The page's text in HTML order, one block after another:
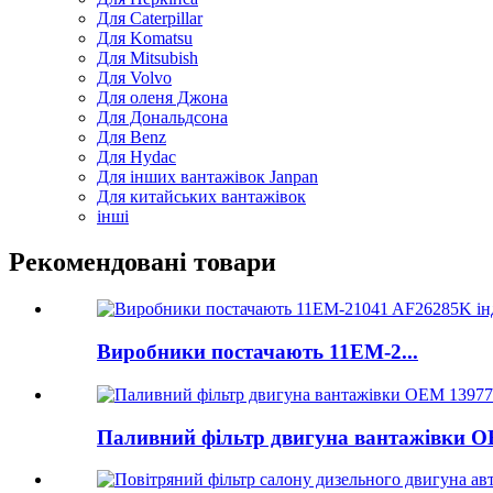
Для Caterpillar
Для Komatsu
Для Mitsubish
Для Volvo
Для оленя Джона
Для Дональдсона
Для Benz
Для Hydac
Для інших вантажівок Janpan
Для китайських вантажівок
інші
Рекомендовані товари
Виробники постачають 11ЕМ-2...
Паливний фільтр двигуна вантажівки